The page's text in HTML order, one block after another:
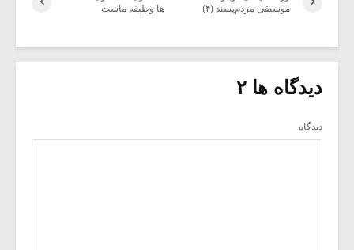
ها وظیفه ماست
موسیقی مردم‌پسند (۴)
دیدگاه ها ۲
دیدگاه